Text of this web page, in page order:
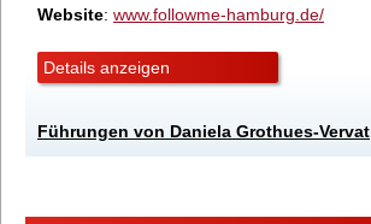
Website: www.followme-hamburg.de/
Details anzeigen
Führungen von Daniela Grothues-Vervat